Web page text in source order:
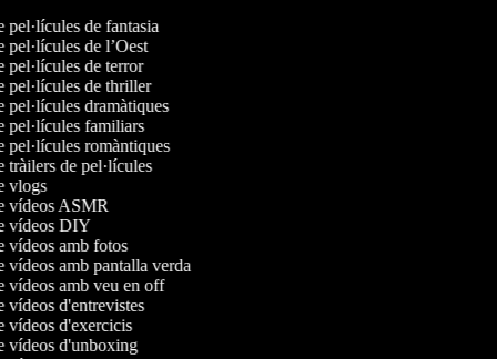
pel·lícules de fantasia
pel·lícules de l’Oest
pel·lícules de terror
pel·lícules de thriller
pel·lícules dramàtiques
pel·lícules familiars
pel·lícules romàntiques
tràilers de pel·lícules
vlogs
vídeos ASMR
vídeos DIY
vídeos amb fotos
vídeos amb pantalla verda
vídeos amb veu en off
vídeos d'entrevistes
vídeos d'exercicis
vídeos d'unboxing